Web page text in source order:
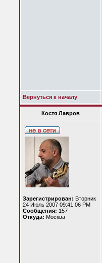
Вернуться к началу
Костя Лавров
Зарегистрирован: Вторник
24 Июль 2007 09:41:06 PM
Сообщения: 157
Откуда: Москва